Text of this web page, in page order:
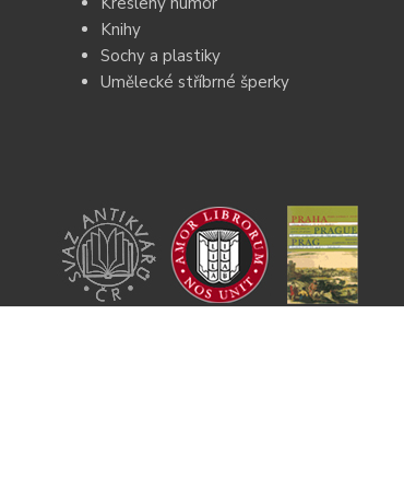
Knihy
Sochy a plastiky
Umělecké stříbrné šperky